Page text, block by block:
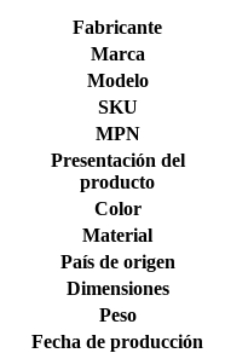
Fabricante
Marca
Modelo
SKU
MPN
Presentación del
producto
Color
Material
País de origen
Dimensiones
Peso
Fecha de producción